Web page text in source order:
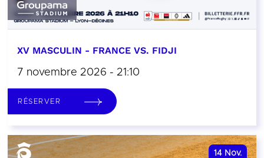
XV MASCULIN - FRANCE VS. FIDJI
7 novembre 2026 - 21:10
RÉSERVER
14 Nov.